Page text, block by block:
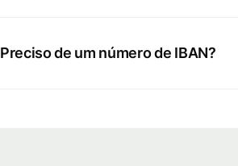
Preciso de um número de IBAN?